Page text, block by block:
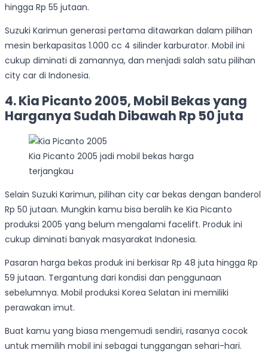
hingga Rp 55 jutaan.
Suzuki Karimun generasi pertama ditawarkan dalam pilihan
mesin berkapasitas 1.000 cc 4 silinder karburator. Mobil ini
cukup diminati di zamannya, dan menjadi salah satu pilihan
city car di Indonesia.
4. Kia Picanto 2005, Mobil Bekas yang
Harganya Sudah Dibawah Rp 50 juta
Kia Picanto 2005 jadi mobil bekas harga
terjangkau
Selain Suzuki Karimun, pilihan city car bekas dengan banderol
Rp 50 jutaan. Mungkin kamu bisa beralih ke Kia Picanto
produksi 2005 yang belum mengalami facelift. Produk ini
cukup diminati banyak masyarakat Indonesia.
Pasaran harga bekas produk ini berkisar Rp 48 juta hingga Rp
59 jutaan. Tergantung dari kondisi dan penggunaan
sebelumnya. Mobil produksi Korea Selatan ini memiliki
perawakan imut.
Buat kamu yang biasa mengemudi sendiri, rasanya cocok
untuk memilih mobil ini sebagai tunggangan sehari-hari.